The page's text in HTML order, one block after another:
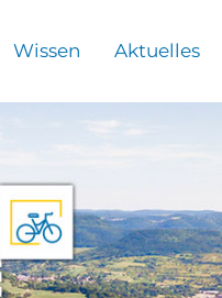
Wissen Aktuelles